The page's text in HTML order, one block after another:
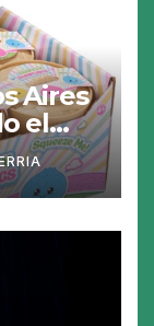
Aires
el
un